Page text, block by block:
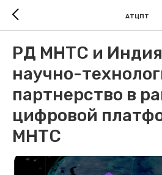
АТЦПТ
РД МНТС и
научно-
партнерство в
цифровой
МНТС